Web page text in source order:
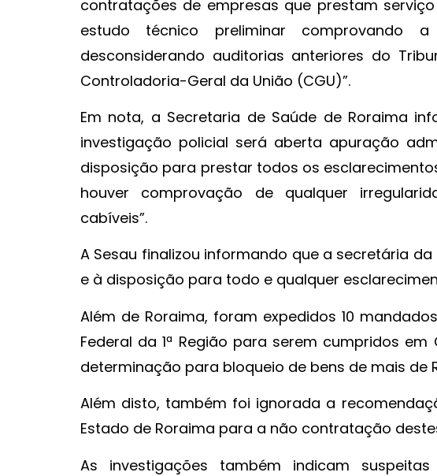
contratações de empresas que prestam
estudo técnico preliminar comprovando
desconsiderando auditorias anteriores do
Controladoria-Geral da União (CGU)”.
Em nota, a Secretaria de Saúde de Roraima
investigação policial será aberta apuração
disposição para prestar todos os
houver comprovação de qualquer
cabíveis”.
A Sesau finalizou informando que a secretária
e à disposição para todo e qualquer
Além de Roraima, foram expedidos 10
Federal da 1ª Região para serem cumpridos
determinação para bloqueio de bens de mais de
Além disto, também foi ignorada a
Estado de Roraima para a não contratação
As investigações também indicam